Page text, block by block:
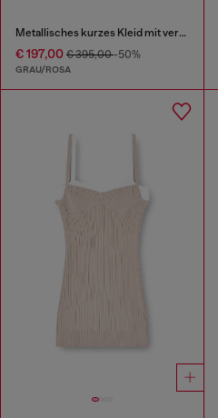
Metallisches kurzes Kleid mit verschwommenem Rosenmuster
€ 197,00 € 395,00-50%
GRAU/ROSA